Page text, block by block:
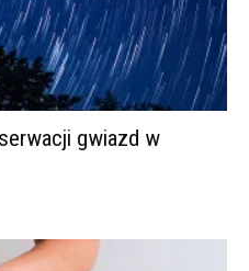
gwiazd w